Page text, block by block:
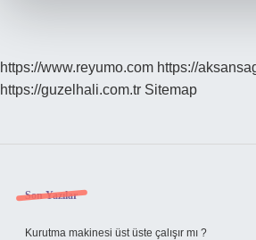
https://www.reyumo.com https://
https://guzelhali.com.tr Sitemap
Sidebar
Son Yazılar
Kurutma makinesi üst üste çalışır mı ?